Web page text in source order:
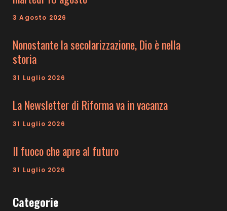
3 Agosto 2026
Nonostante la secolarizzazione, Dio è nella
storia
31 Luglio 2026
La Newsletter di Riforma va in vacanza
31 Luglio 2026
Il fuoco che apre al futuro
31 Luglio 2026
Categorie